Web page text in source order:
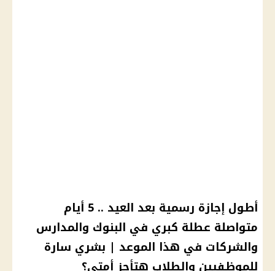
أطول إجازة رسمية بعد العيد .. 5 أيام
متواصلة عطلة كبري في البنوك والمدارس
والشركات في هذا الموعد | بشري سارة
للموظفيين والطلاب هتأجز أمتي؟